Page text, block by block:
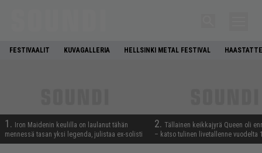
FESTIVAALIT KUVAGALLERIA HELLSINKI METAL FESTIVAL
1.
Iron Maidenin keulilla on laulanut tähän
mennessä tasan yksi legenda, julistaa ex-solisti
2. Tällainen keikkajyrä Queen oli
– katso tulinen livetallenne vuodelta